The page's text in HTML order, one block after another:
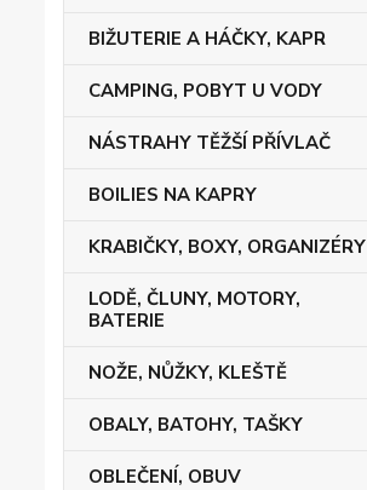
BIŽUTERIE A HÁČKY, KAPR
CAMPING, POBYT U VODY
NÁSTRAHY TĚŽŠÍ PŘÍVLAČ
BOILIES NA KAPRY
KRABIČKY, BOXY, ORGANIZÉRY
LODĚ, ČLUNY, MOTORY,
BATERIE
NOŽE, NŮŽKY, KLEŠTĚ
OBALY, BATOHY, TAŠKY
OBLEČENÍ, OBUV